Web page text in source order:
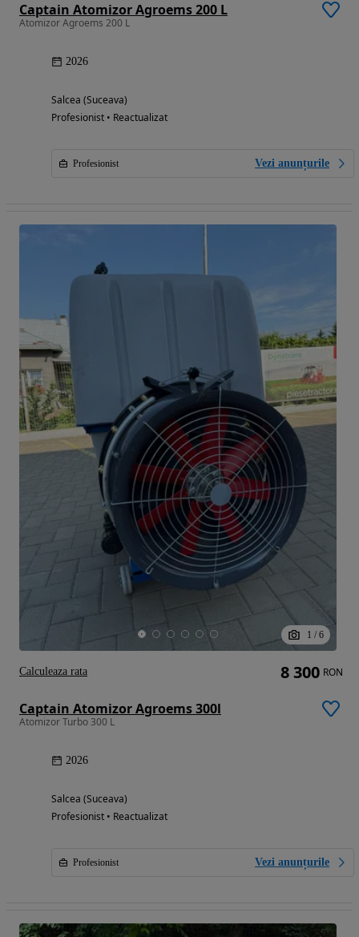
Captain Atomizor Agroems 200 L
Atomizor Agroems 200 L
2026
Salcea (Suceava)
Profesionist • Reactualizat
Profesionist Vezi anunțurile
1 / 6
Captain Atomizor Agroems 300l
Atomizor Turbo 300 L
2026
Salcea (Suceava)
Profesionist • Reactualizat
Profesionist Vezi anunțurile
8 300 RON
Calculeaza rata